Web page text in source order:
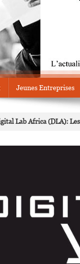
Jeunes Entreprises
Lab Africa (DLA):